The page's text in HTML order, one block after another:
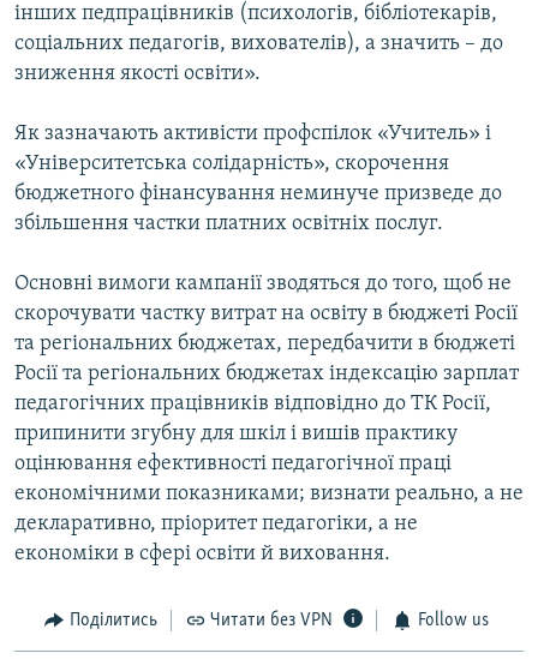
інших педпрацівників (психологів, бібліотекарів,
соціальних педагогів, вихователів), а значить – до
зниження якості освіти».
Як зазначають активісти профспілок «Учитель» і
«Університетська солідарність», скорочення
бюджетного фінансування неминуче призведе до
збільшення частки платних освітніх послуг.
Основні вимоги кампанії зводяться до того, щоб не
скорочувати частку витрат на освіту в бюджеті Росії
та регіональних бюджетах, передбачити в бюджеті
Росії та регіональних бюджетах індексацію зарплат
педагогічних працівників відповідно до ТК Росії,
припинити згубну для шкіл і вишів практику
оцінювання ефективності педагогічної праці
економічними показниками; визнати реально, а не
декларативно, пріоритет педагогіки, а не
економіки в сфері освіти й виховання.
Поділитись Читати без VPN Follow us